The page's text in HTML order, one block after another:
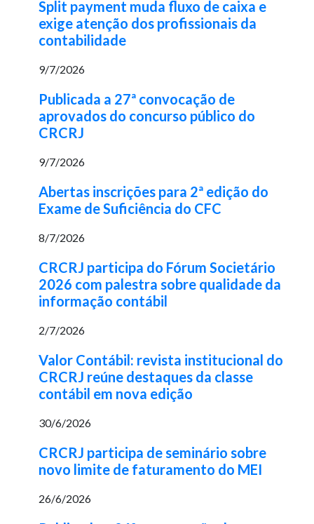
Split payment muda fluxo de caixa e
exige atenção dos profissionais da
contabilidade
9/7/2026
Publicada a 27ª convocação de
aprovados do concurso público do
CRCRJ
9/7/2026
Abertas inscrições para 2ª edição do
Exame de Suficiência do CFC
8/7/2026
CRCRJ participa do Fórum Societário
2026 com palestra sobre qualidade da
informação contábil
2/7/2026
Valor Contábil: revista institucional do
CRCRJ reúne destaques da classe
contábil em nova edição
30/6/2026
CRCRJ participa de seminário sobre
novo limite de faturamento do MEI
26/6/2026